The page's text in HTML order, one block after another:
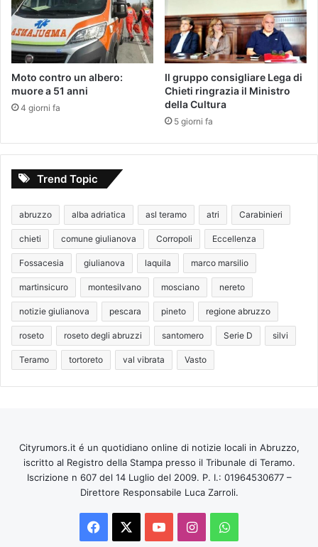
Moto contro un albero:
muore a 51 anni
4 giorni fa
Il gruppo consigliare Lega di
Chieti ringrazia il Ministro
della Cultura
5 giorni fa
Trend Topic
abruzzo alba adriatica asl teramo atri Carabinieri
chieti comune giulianova Corropoli Eccellenza
Fossacesia giulianova laquila marco marsilio
martinsicuro montesilvano mosciano nereto
notizie giulianova pescara pineto regione abruzzo
roseto roseto degli abruzzi santomero Serie D silvi
Teramo tortoreto val vibrata Vasto
Cityrumors.it é un quotidiano online di notizie locali in Abruzzo,
iscritto al Registro della Stampa presso il Tribunale di Teramo.
Iscrizione n 607 del 14 Luglio del 2009. P. I.: 01964530677 –
Direttore Responsabile Luca Zarroli.
Facebook You InstagramWhatsApp